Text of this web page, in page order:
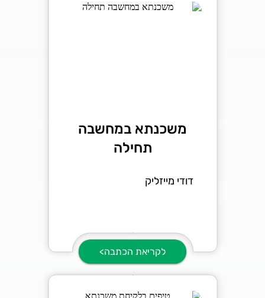
משכנתא במחשבה
תחילה
דודי מייזליק
לקריאת הכתבה>